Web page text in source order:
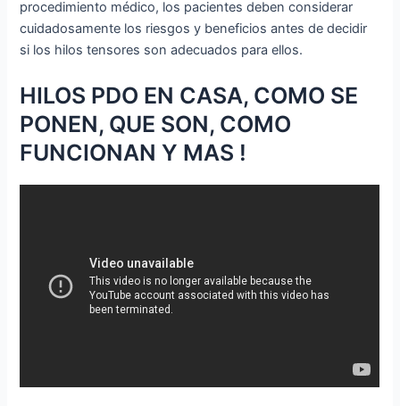
procedimiento médico, los pacientes deben considerar
cuidadosamente los riesgos y beneficios antes de decidir
si los hilos tensores son adecuados para ellos.
HILOS PDO EN CASA, COMO SE
PONEN, QUE SON, COMO
FUNCIONAN Y MAS !